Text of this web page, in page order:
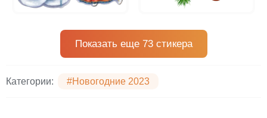
Показать еще 73 стикера
Категории: #Новогодние 2023